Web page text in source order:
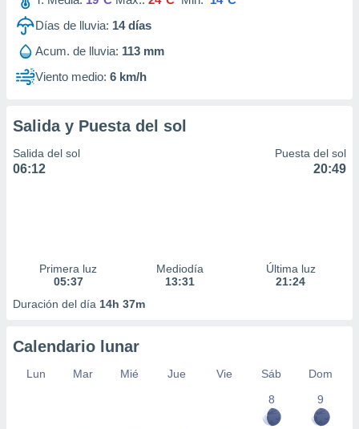
Días de lluvia: 14días
Acum. de lluvia: 113 mm
Viento medio: 6 km/h
Salida y Puesta del sol
Salida del sol
06:12
Puesta del sol
20:49
Primera luz
05:37
Mediodía
13:31
Última luz
21:24
Duración del día 14h 37m
Calendario lunar
Lun Mar Mié Jue Vie Sáb
Dom
8
9